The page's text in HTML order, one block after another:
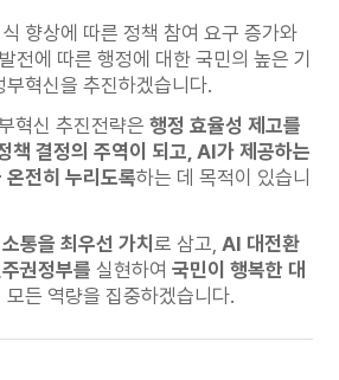
향상에 따른 정책 참여 요구 증가와
전에 따른 행정에 대한 국민의 높은 기
혁신을 추진하겠습니다.
혁신 추진전략은 행정 효율성 제고를
책 결정의 주역이 되고, AI가 제공하는
온전히 누리도록하는 데 목적이 있습니
통을 최우선 가치 로 삼고, AI 대전환
권정부를 실현하여 국민이 행복한 대
모든 역량을 집중하겠습니다.